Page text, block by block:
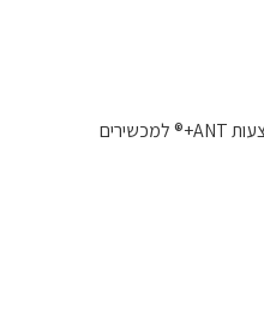
(שידור נתוני דופק באמצעות ANT+® למכשירים